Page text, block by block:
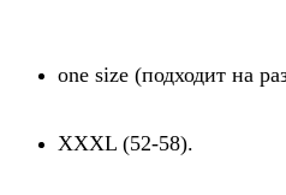
one size (подходит на
XXXL (52-58).